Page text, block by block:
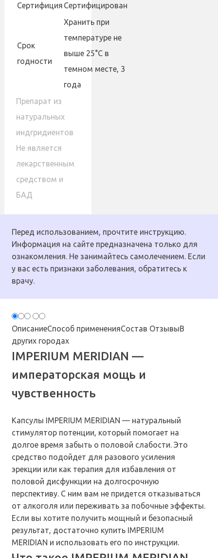
Сертифиция Сертифицирован
Cрок
годности
Хранить при
температуре не
выше 25°С в
темном месте, 3
года
Препарат из
натуральных
индгридиентов
Не является
лекарственным
средством и
БАД
Перед использованием, прочтите инструкцию.
Информация на сайте предназначена только для
ознакомления. Не занимайтесь самолечением. Если
у вас есть признаки заболевания, обратитесь к
врачу.
ОписаниеСпособ примененияСостав ОтзывыВ
других городах
IMPERIUM MERIDIAN —
императорская мощь и
чувственность
Капсулы IMPERIUM MERIDIAN — натуральный
стимулятор потенции, который помогает на
долгое время забыть о половой слабости. Это
средство подойдет для разового усиления
эрекции или как терапия для избавления от
половой дисфункции на долгосрочную
перспективу. С ним вам не придется отказываться
от алкоголя или переживать за побочные эффекты.
Если вы хотите получить мощный и безопасный
результат, достаточно купить IMPERIUM
MERIDIAN и использовать его по инструкции.